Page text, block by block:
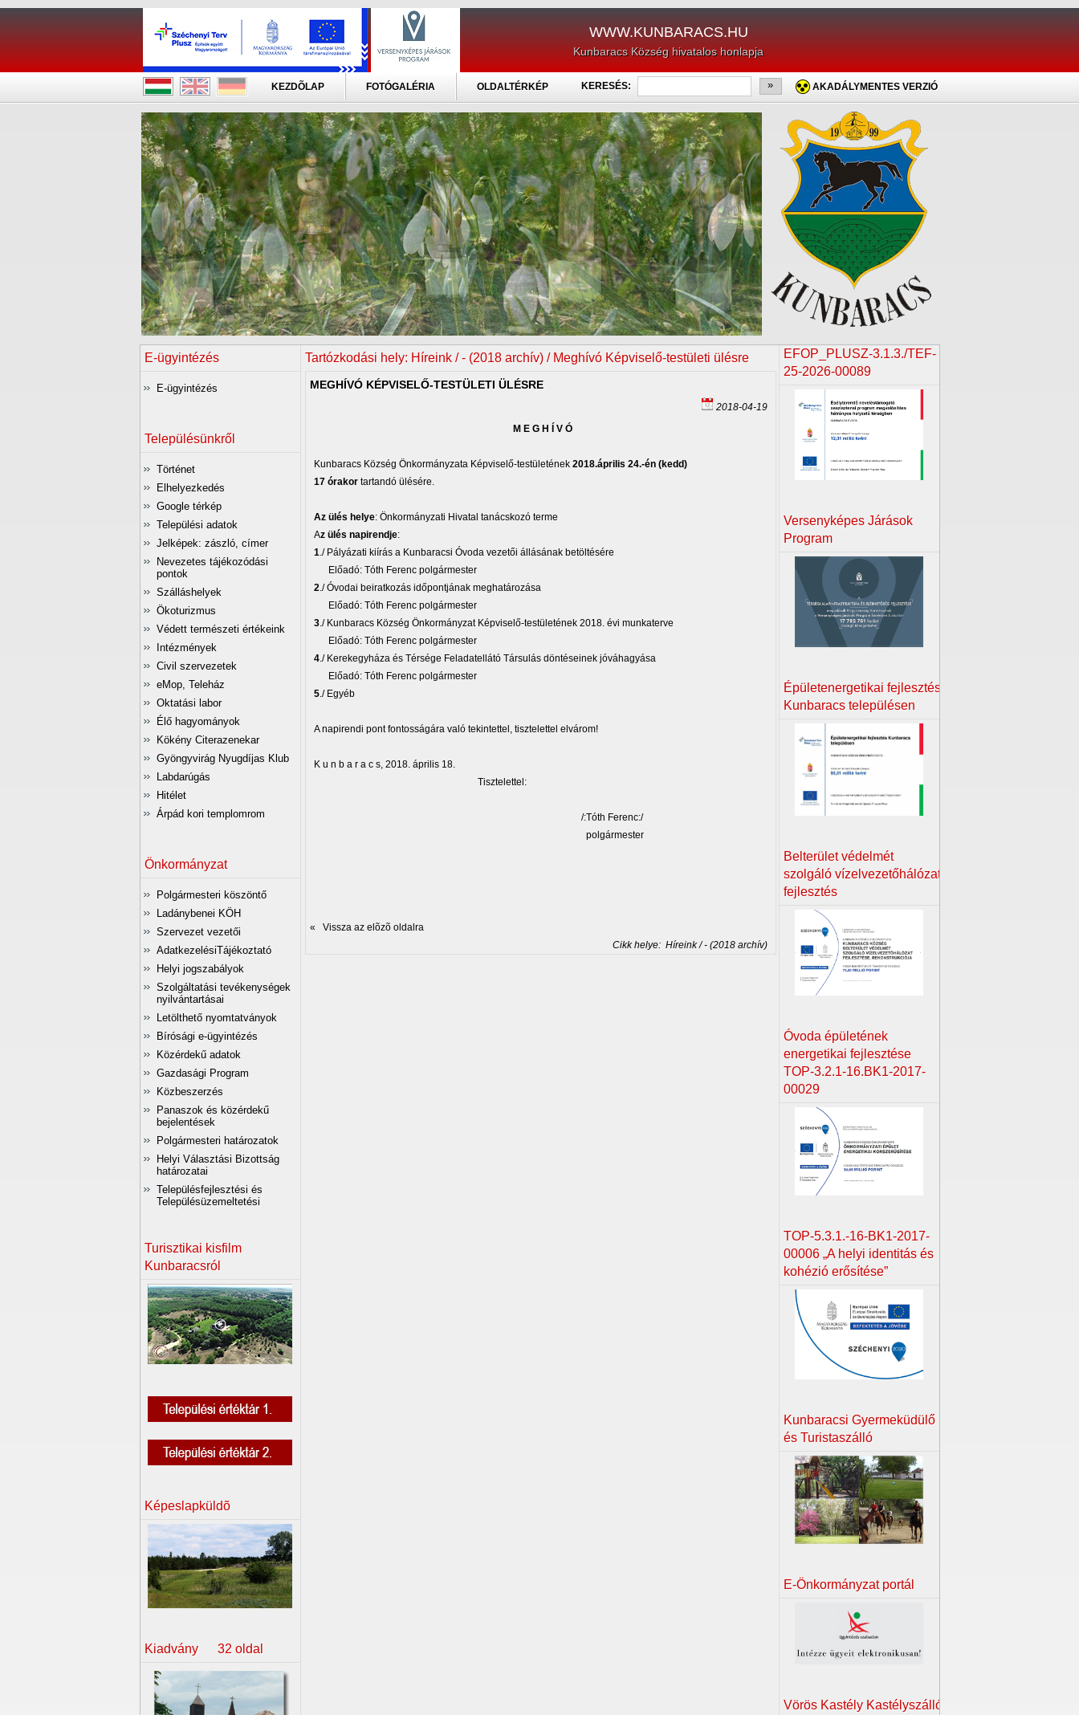
WWW.KUNBARACS.HU
Kunbaracs Község hivatalos honlapja
KEZDÕLAP FOTÓGALÉRIA OLDALTÉRKÉP KERESÉS: » AKADÁLYMENTES VERZIÓ
E-ügyintézés
E-ügyintézés
Településünkről
Történet
Elhelyezkedés
Google térkép
Települési adatok
Jelképek: zászló, címer
Nevezetes tájékozódási
pontok
Szálláshelyek
Ökoturizmus
Védett természeti értékeink
Intézmények
Civil szervezetek
eMop, Teleház
Oktatási labor
Élő hagyományok
Kökény Citerazenekar
Gyöngyvirág Nyugdíjas Klub
Labdarúgás
Hitélet
Árpád kori templomrom
Önkormányzat
Polgármesteri köszöntő
Ladánybenei KÖH
Szervezet vezetői
AdatkezelésiTájékoztató
Helyi jogszabályok
Szolgáltatási tevékenységek
nyilvántartásai
Letölthető nyomtatványok
Bírósági e-ügyintézés
Közérdekű adatok
Gazdasági Program
Közbeszerzés
Panaszok és közérdekű
bejelentések
Polgármesteri határozatok
Helyi Választási Bizottság
határozatai
Településfejlesztési és
Településüzemeltetési
Turisztikai kisfilm
Kunbaracsról
Képeslapküldõ
Kiadvány 32 oldal
Tartózkodási hely: Híreink / - (2018 archív) / Meghívó Képviselő-testületi ülésre
MEGHÍVÓ KÉPVISELŐ-TESTÜLETI ÜLÉSRE
2018-04-19
M E G H Í V Ó
Kunbaracs Község Önkormányzata Képviselő-testületének2018.április 24.-én (kedd)
17 órakortartandó ülésére.
Az ülés helye: Önkormányzati Hivatal tanácskozó terme
Az ülés napirendje:
1./ Pályázati kiírás a Kunbaracsi Óvoda vezetői állásának betöltésére
Előadó: Tóth Ferenc polgármester
2./ Óvodai beiratkozás időpontjának meghatározása
Előadó: Tóth Ferenc polgármester
3./ Kunbaracs Község Önkormányzat Képviselő-testületének 2018. évi munkaterve
Előadó: Tóth Ferenc polgármester
4./ Kerekegyháza és Térsége Feladatellátó Társulás döntéseinek jóváhagyása
Előadó: Tóth Ferenc polgármester
5./ Egyéb
A napirendi pont fontosságára való tekintettel, tisztelettel elvárom!
K u n b a r a c s, 2018. április 18.
Tisztelettel:
/:Tóth Ferenc:/
polgármester
« Vissza az elõzõ oldalra
Cikk helye:Híreink / - (2018 archív)
EFOP_PLUSZ-3.1.3./TEF-
25-2026-00089
Versenyképes Járások
Program
Épületenergetikai fejlesztés
Kunbaracs településen
Belterület védelmét
szolgáló vízelvezetőhálózat
fejlesztés
Óvoda épületének
energetikai fejlesztése
TOP-3.2.1-16.BK1-2017-
00029
TOP-5.3.1.-16-BK1-2017-
00006 „A helyi identitás és
kohézió erősítése”
Kunbaracsi Gyermeküdülő
és Turistaszálló
E-Önkormányzat portál
Vörös Kastély Kastélyszálló